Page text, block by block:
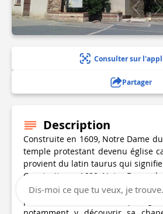
Consulter sur
Partager
Description
Construite en 1609, Notre Dame
temple protestant devenu église
provient du latin taurus qui
Construite en 1609, Notre Dame
temple protestant devenu église
provient du latin taurus qui
Dis-moi ce que tu veux, je